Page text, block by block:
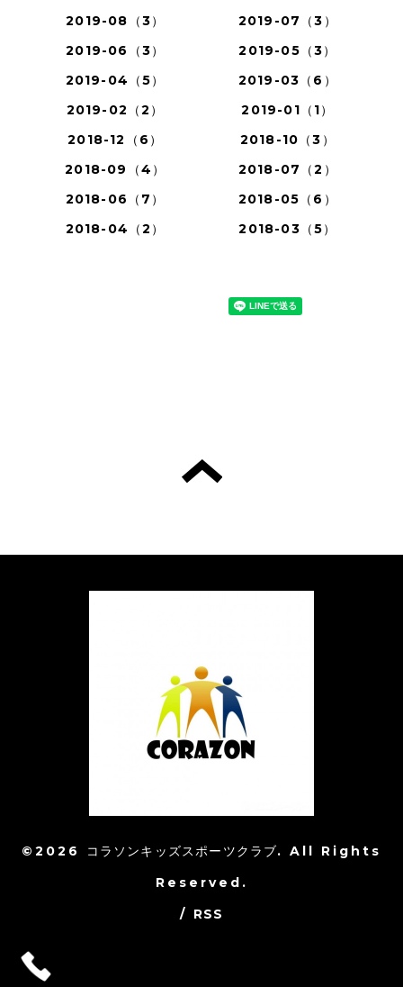
2019-08（3）
2019-07（3）
2019-06（3）
2019-05（3）
2019-04（5）
2019-03（6）
2019-02（2）
2019-01（1）
2018-12（6）
2018-10（3）
2018-09（4）
2018-07（2）
2018-06（7）
2018-05（6）
2018-04（2）
2018-03（5）
©2026 コラソンキッズスポーツクラブ. All Rights
Reserved.
/ RSS